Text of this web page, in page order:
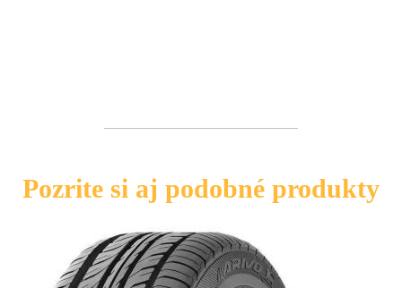
Pozrite si aj podobné produkty